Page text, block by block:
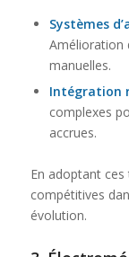
Systèmes
Amélioration
manuelles.
Intégration
complexes
accrues.
En adoptant
compétitives
évolution.